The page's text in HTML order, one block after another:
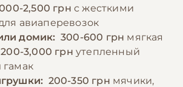
красители и
зоотовары
E-PET
2,500 грн с жесткими
авиаперевозок
домик: 300-600 грн мягкая
3,000 грн утепленный
200-350 грн мячики,